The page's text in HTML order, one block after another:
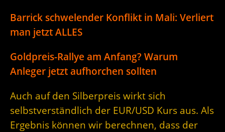
Barrick schwelender Konflikt in Mali: Verliert
man jetzt ALLES
Goldpreis-Rallye am Anfang? Warum
Anleger jetzt aufhorchen sollten
Auch auf den Silberpreis wirkt sich
selbstverständlich der EUR/USD Kurs aus. Als
Ergebnis können wir berechnen, dass der